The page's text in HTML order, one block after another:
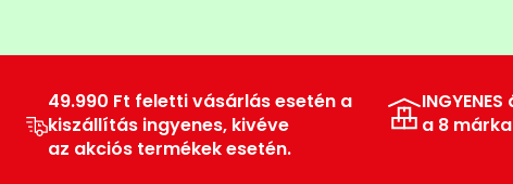
49.990 Ft feletti vásárlás esetén a
kiszállítás ingyenes, kivéve
az akciós termékek esetén.
a 8